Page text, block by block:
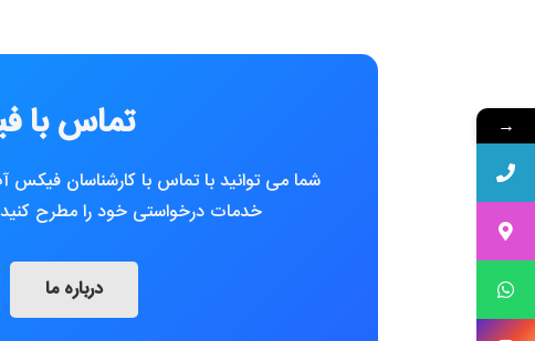
تماس با
شما می توانید با تماس با کارشناسان فیکس
خدمات درخواستی خود را مطرح
درباره ما
→